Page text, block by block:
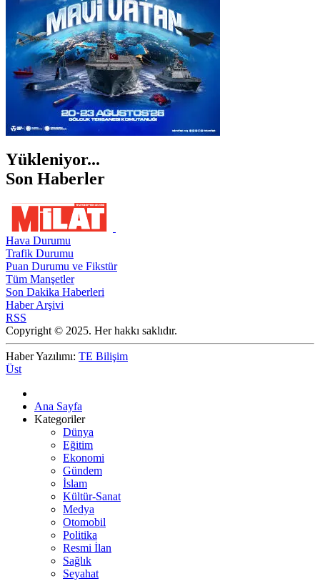
ŞIRNAK
Yükleniyor...
Son Haberler
Hava Durumu
Trafik Durumu
Puan Durumu ve Fikstür
Tüm Manşetler
Son Dakika Haberleri
Haber Arşivi
RSS
Copyright © 2025. Her hakkı saklıdır.
Haber Yazılımı: TE Bilişim
Üst
Ana Sayfa
Kategoriler
Dünya
Eğitim
Ekonomi
Gündem
İslam
Kültür-Sanat
Medya
Otomobil
Politika
Resmi İlan
Sağlık
Seyahat